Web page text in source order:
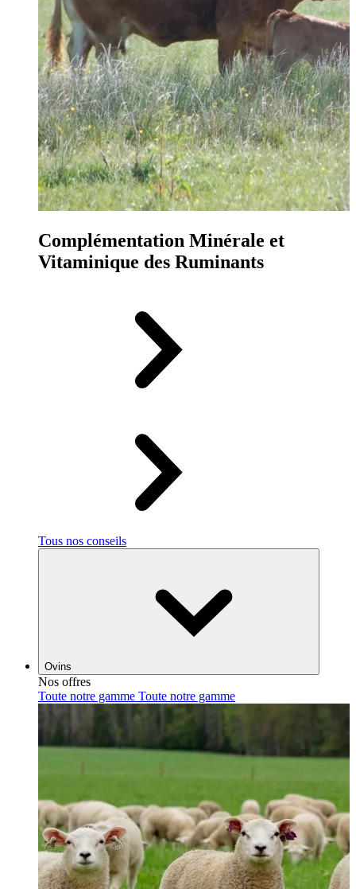
Complémentation Minérale et
Vitaminique des Ruminants
Tous nos conseils
Ovins
Nos offres
Toute notre gamme Toute notre gamme